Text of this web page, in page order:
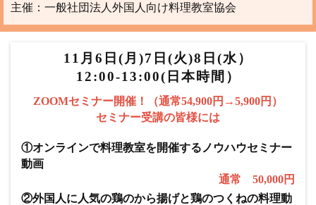
主催：一般社団法人外国人向け料理教室協会
11月6日(月)7日(火)8日(水）
12:00-13:00(日本時間）
ZOOMセミナー開催！（通常54,900円→5,900円）
セミナー受講の皆様には
①オンラインで料理教室を開催するノウハウセミナー
動画
通常 50,000円
②外国人に人気の鶏のから揚げと鶏のつくねの料理動